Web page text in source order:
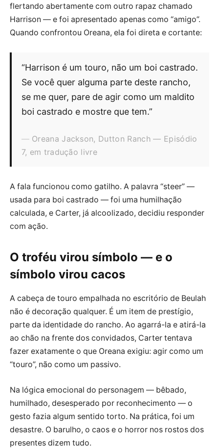
flertando abertamente com outro rapaz chamado
Harrison — e foi apresentado apenas como “amigo”.
Quando confrontou Oreana, ela foi direta e cortante:
“Harrison é um touro, não um boi castrado.
Se você quer alguma parte deste rancho,
se me quer, pare de agir como um maldito
boi castrado e mostre que tem.”
Oreana Jackson, Dutton Ranch — Episódio
7, em tradução livre
A fala funcionou como gatilho. A palavra “steer” —
usada para boi castrado — foi uma humilhação
calculada, e Carter, já alcoolizado, decidiu responder
com ação.
O troféu virou símbolo — e o
símbolo virou cacos
A cabeça de touro empalhada no escritório de Beulah
não é decoração qualquer. É um item de prestígio,
parte da identidade do rancho. Ao agarrá-la e atirá-la
ao chão na frente dos convidados, Carter tentava
fazer exatamente o que Oreana exigiu: agir como um
“touro”, não como um passivo.
Na lógica emocional do personagem — bêbado,
humilhado, desesperado por reconhecimento — o
gesto fazia algum sentido torto. Na prática, foi um
desastre. O barulho, o caos e o horror nos rostos dos
presentes dizem tudo.